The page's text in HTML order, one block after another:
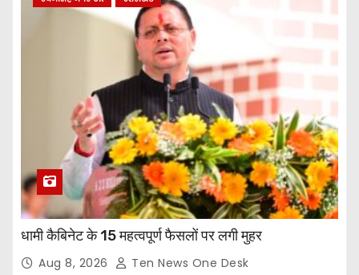
धामी कैबिनेट के 15 महत्वपूर्ण फैसलों पर लगी मुहर
Aug 8, 2026 Ten News One Desk